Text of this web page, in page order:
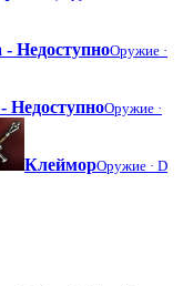
НедоступноОружие ·
НедоступноОружие ·
КлейморОружие · D